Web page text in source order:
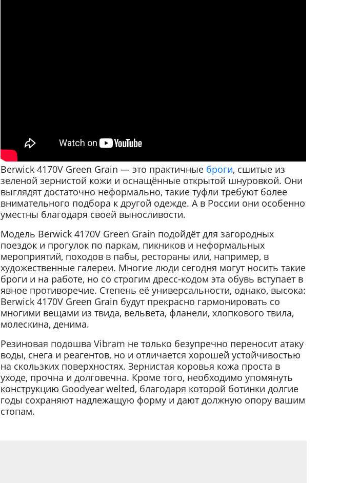
Berwick 4170V Green Grain — это практичные броги, сшитые из
зеленой зернистой кожи и оснащённые открытой шнуровкой. Они
выглядят достаточно неформально, такие туфли требуют более
внимательного подбора к другой одежде. А в России они особенно
уместны благодаря своей выносливости.
Модель Berwick 4170V Green Grain подойдёт для загородных
поездок и прогулок по паркам, пикников и неформальных
мероприятий, походов в пабы, рестораны или, например, в
художественные галереи. Многие люди сегодня могут носить такие
броги и на работе, но со строгим дресс-кодом эта обувь вступает в
явное противоречие. Степень её универсальности, однако, высока:
Berwick 4170V Green Grain будут прекрасно гармонировать со
многими вещами из твида, вельвета, фланели, хлопкового твила,
молескина, денима.
Резиновая подошва Vibram не только безупречно переносит атаку
воды, снега и реагентов, но и отличается хорошей устойчивостью
на скользких поверхностях. Зернистая коровья кожа проста в
уходе, прочна и долговечна. Кроме того, необходимо упомянуть
конструкцию Goodyear welted, благодаря которой ботинки долгие
годы сохраняют надлежащую форму и дают должную опору вашим
стопам.